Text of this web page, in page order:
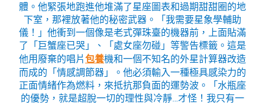
體。他緊張地跑進他堆滿了星座圖表和過期甜甜圈的地
下室，那裡放著他的秘密武器。「我需要星象學輔助
儀！」他衝到一個像是老式彈珠臺的機器前，上面貼滿
了「巨蟹座已哭」、「處女座勿碰」等警告標籤。這是
他用廢棄的唱片包養機和一個不知名的外星計算器改造
而成的「情感調節器」。他必須輸入一種極具感染力的
正面情緒作為燃料，來抵抗那負面的運勢波。「水瓶座
的優勢，就是超脫一切的理性與冷靜…才怪！我只有一